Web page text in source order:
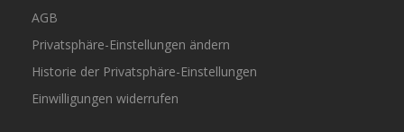
AGB
Privatsphäre-Einstellungen ändern
Historie der Privatsphäre-Einstellungen
Einwilligungen widerrufen